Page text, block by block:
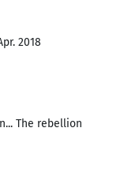
2018
The rebellion